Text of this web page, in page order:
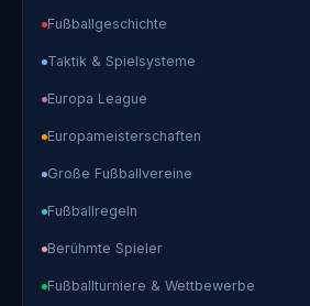
Fußballgeschichte
Taktik & Spielsysteme
Europa League
Europameisterschaften
Große Fußballvereine
Fußballregeln
Berühmte Spieler
Fußballturniere & Wettbewerbe